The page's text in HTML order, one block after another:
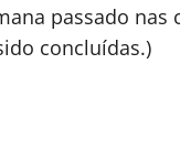
passado
concluídas.)